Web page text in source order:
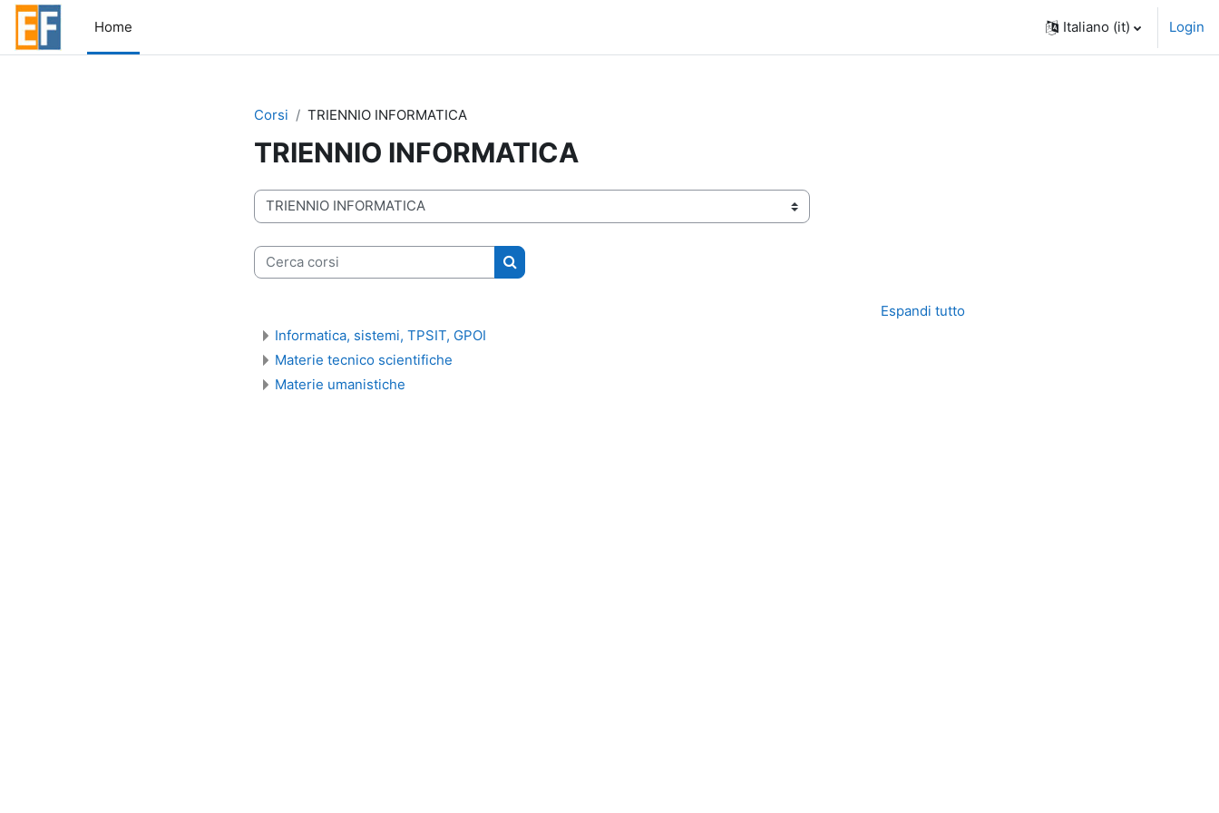
Vai al contenuto principale
Home
Italiano ‎(it)‎ Login
Corsi TRIENNIO INFORMATICA
TRIENNIO INFORMATICA
Categorie di corso
Cerca corsi
Cerca corsi
Espandi tutto
Informatica, sistemi, TPSIT, GPOI
Materie tecnico scientifiche
Materie umanistiche